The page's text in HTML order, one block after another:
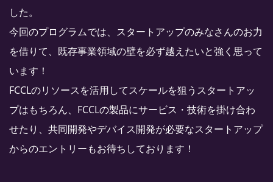
した。
今回のプログラムでは、スタートアップのみなさんのお力
を借りて、既存事業領域の壁を必ず越えたいと強く思って
います！
FCCLのリソースを活用してスケールを狙うスタートアッ
プはもちろん、FCCLの製品にサービス・技術を掛け合わ
せたり、共同開発やデバイス開発が必要なスタートアップ
からのエントリーもお待ちしております！